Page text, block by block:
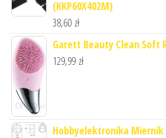
(KKP60X402M)
38,60 zł
Garett Beauty Clean Soft
129,99 zł
Hobbyelektronika